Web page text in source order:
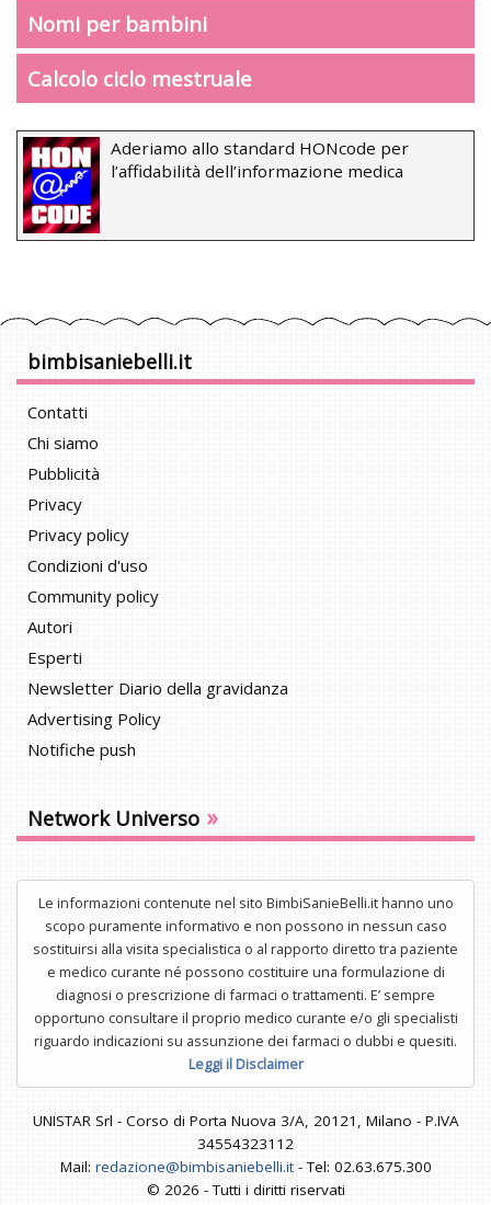
Nomi per bambini
Calcolo ciclo mestruale
Aderiamo allo standard HONcode per
l’affidabilità dell’informazione medica
bimbisaniebelli.it
Contatti
Chi siamo
Pubblicità
Privacy
Privacy policy
Condizioni d'uso
Community policy
Autori
Esperti
Newsletter Diario della gravidanza
Advertising Policy
Notifiche push
Network Universo »
Le informazioni contenute nel sito BimbiSanieBelli.it hanno uno
scopo puramente informativo e non possono in nessun caso
sostituirsi alla visita specialistica o al rapporto diretto tra paziente
e medico curante né possono costituire una formulazione di
diagnosi o prescrizione di farmaci o trattamenti. E’ sempre
opportuno consultare il proprio medico curante e/o gli specialisti
riguardo indicazioni su assunzione dei farmaci o dubbi e quesiti.
Leggi il Disclaimer
UNISTAR Srl - Corso di Porta Nuova 3/A, 20121, Milano - P.IVA
34554323112
Mail: redazione@bimbisaniebelli.it- Tel: 02.63.675.300
© 2026 - Tutti i diritti riservati